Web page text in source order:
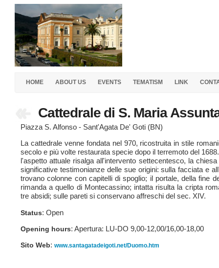
HOME ABOUT US EVENTS TEMATISM LINK
Cattedrale di S. Maria
Piazza S. Alfonso - Sant'Agata De' Goti (BN)
La cattedrale venne fondata nel 970, ricostruita in stile
secolo e più volte restaurata specie dopo il terremoto del
l'aspetto attuale risalga all'intervento settecentesco, la
significative testimonianze delle sue origini: sulla facciata e
trovano colonne con capitelli di spoglio; il portale, della fine
rimanda a quello di Montecassino; intatta risulta la cripta
tre absidi; sulle pareti si conservano affreschi del sec. XIV.
Status: Open
Opening hours: Apertura: LU-DO 9,00-12,00/16,00-18,00
Sito Web: www.santagatadeigoti.net/Duomo.htm